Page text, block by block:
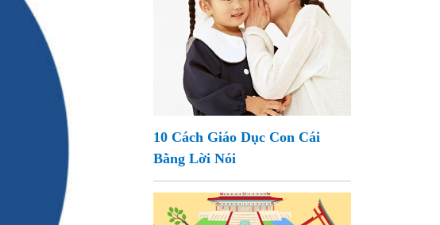
10 Cách Giáo Dục Con Cái
Bằng Lời Nói